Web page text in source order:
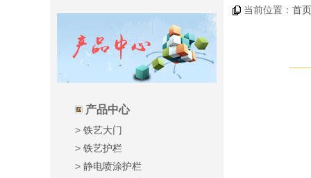
产品中心
> 铁艺大门
> 铁艺护栏
> 静电喷涂护栏
当前位置： 首页